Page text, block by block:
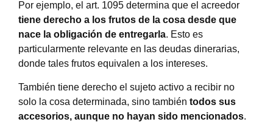
Por ejemplo, el art. 1095 determina que el acreedor
tiene derecho a los frutos de la cosa desde que
nace la obligación de entregarla. Esto es
particularmente relevante en las deudas dinerarias,
donde tales frutos equivalen a los intereses.
También tiene derecho el sujeto activo a recibir no
solo la cosa determinada, sino también todos sus
accesorios, aunque no hayan sido mencionados.